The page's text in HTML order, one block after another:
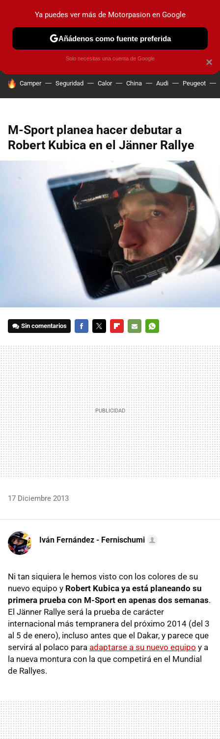
PRUEBAS COCHES ELÉCTRICOS OBSERVATORIO
HOY SE HABLA DE
Camper Seguridad Calor China Audi Peugeot
M-Sport planea hacer debutar a
Robert Kubica en el Jänner Rallye
Sin comentarios
MAIL
17 Diciembre 2013
Iván Fernández - Fernischumi
Ni tan siquiera le hemos visto con los colores de su
nuevo equipo y Robert Kubica ya está planeando su
primera prueba con M-Sport en apenas dos semanas.
El Jänner Rallye será la prueba de carácter
internacional más tempranera del próximo 2014 (del 3
al 5 de enero), incluso antes que el Dakar, y parece que
servirá al polaco para adaptarse a su nuevo equipo y a
la nueva montura con la que competirá en el Mundial
de Rallyes.
×
Ya puedes ver más de Motorpasion en Google
Añádenos como fuente preferida
Solo necesitas una cuenta de Google